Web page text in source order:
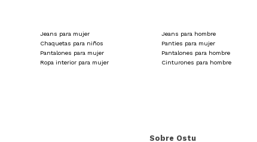
Jeans para mujer Jeans para hombre
Chaquetas para niños
Panties para mujer
Pantalones para mujer
Pantalones para hombre
Ropa interior para mujer
Cinturones para hombre
Sobre Ostu